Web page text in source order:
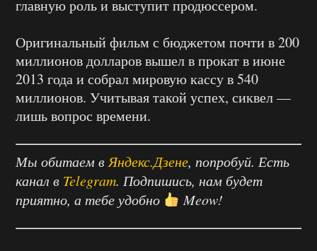
главную роль и выступит продюссером.
Оригинальный фильм с бюджетом почти в 200
миллионов долларов вышел в прокат в июне
2013 года и собрал мировую кассу в 540
миллионов. Учитывая такой успех, сиквел —
лишь вопрос времени.
Мы обитаем в Яндекс.Дзене, попробуй. Есть
канал в Telegram. Подпишись, нам будет
приятно, а тебе удобно
Meow!